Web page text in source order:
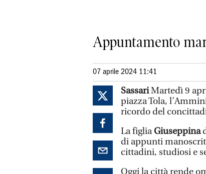
Appuntamento
07 aprile 2024 11:41
SassariMartedì 9
piazza Tola,
ricordo del
La figliaGiuseppina
di appunti
cittadini, studiosi e
Oggi la città rende